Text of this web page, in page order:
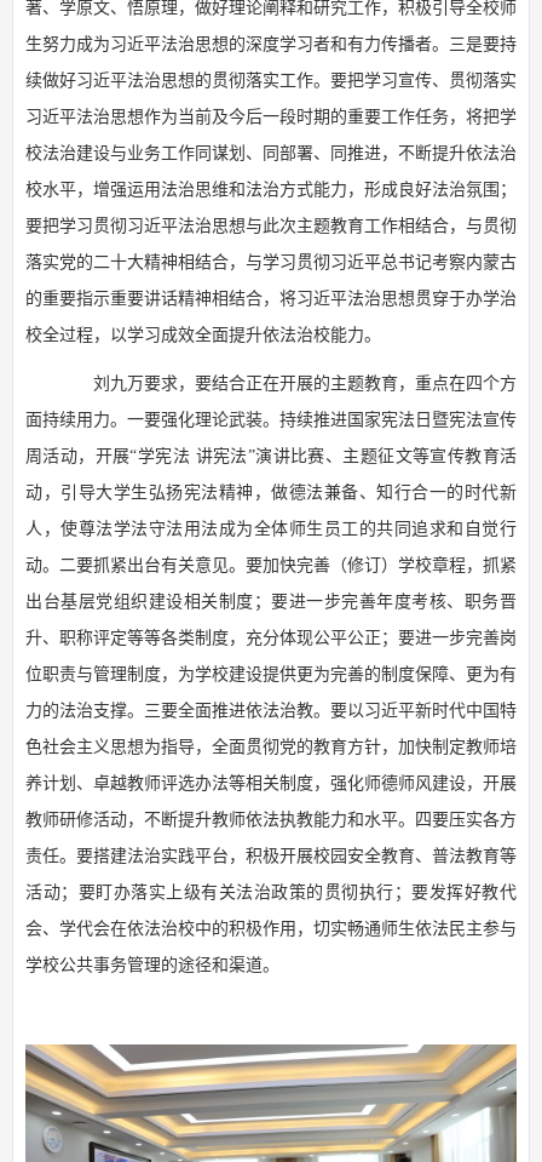
著、学原文、悟原理，做好理论阐释和研究工作，积极引导全校师
生努力成为习近平法治思想的深度学习者和有力传播者。三是要持
续做好习近平法治思想的贯彻落实工作。要把学习宣传、贯彻落实
习近平法治思想作为当前及今后一段时期的重要工作任务，将把学
校法治建设与业务工作同谋划、同部署、同推进，不断提升依法治
校水平，增强运用法治思维和法治方式能力，形成良好法治氛围；
要把学习贯彻习近平法治思想与此次主题教育工作相结合，与贯彻
落实党的二十大精神相结合，与学习贯彻习近平总书记考察内蒙古
的重要指示重要讲话精神相结合，将习近平法治思想贯穿于办学治
校全过程，以学习成效全面提升依法治校能力。
刘九万要求，要结合正在开展的主题教育，重点在四个方
面持续用力。一要强化理论武装。持续推进国家宪法日暨宪法宣传
周活动，开展“学宪法 讲宪法”演讲比赛、主题征文等宣传教育活
动，引导大学生弘扬宪法精神，做德法兼备、知行合一的时代新
人，使尊法学法守法用法成为全体师生员工的共同追求和自觉行
动。二要抓紧出台有关意见。要加快完善（修订）学校章程，抓紧
出台基层党组织建设相关制度；要进一步完善年度考核、职务晋
升、职称评定等等各类制度，充分体现公平公正；要进一步完善岗
位职责与管理制度，为学校建设提供更为完善的制度保障、更为有
力的法治支撑。三要全面推进依法治教。要以习近平新时代中国特
色社会主义思想为指导，全面贯彻党的教育方针，加快制定教师培
养计划、卓越教师评选办法等相关制度，强化师德师风建设，开展
教师研修活动，不断提升教师依法执教能力和水平。四要压实各方
责任。要搭建法治实践平台，积极开展校园安全教育、普法教育等
活动；要盯办落实上级有关法治政策的贯彻执行；要发挥好教代
会、学代会在依法治校中的积极作用，切实畅通师生依法民主参与
学校公共事务管理的途径和渠道。